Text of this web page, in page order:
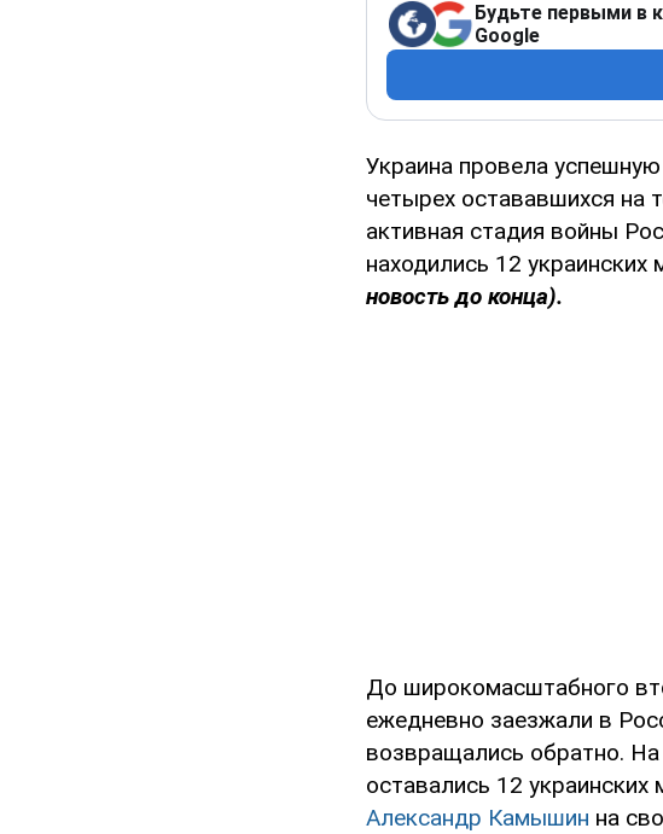
Будьте первыми в
Google
Украина провела
четырех остававшихся на
активная стадия войны
находились 12 украинских
новость до конца).
До широкомасштабного
ежедневно заезжали в
возвращались обратно.
оставались 12 украинских
Александр Камышин на